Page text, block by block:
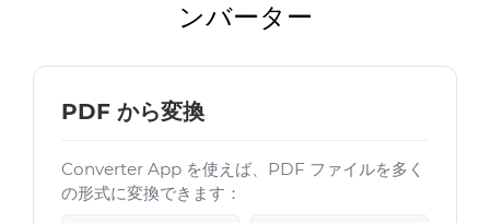
ンバーター
PDF から変換
Converter App を使えば、PDF ファイルを多く
の形式に変換できます：